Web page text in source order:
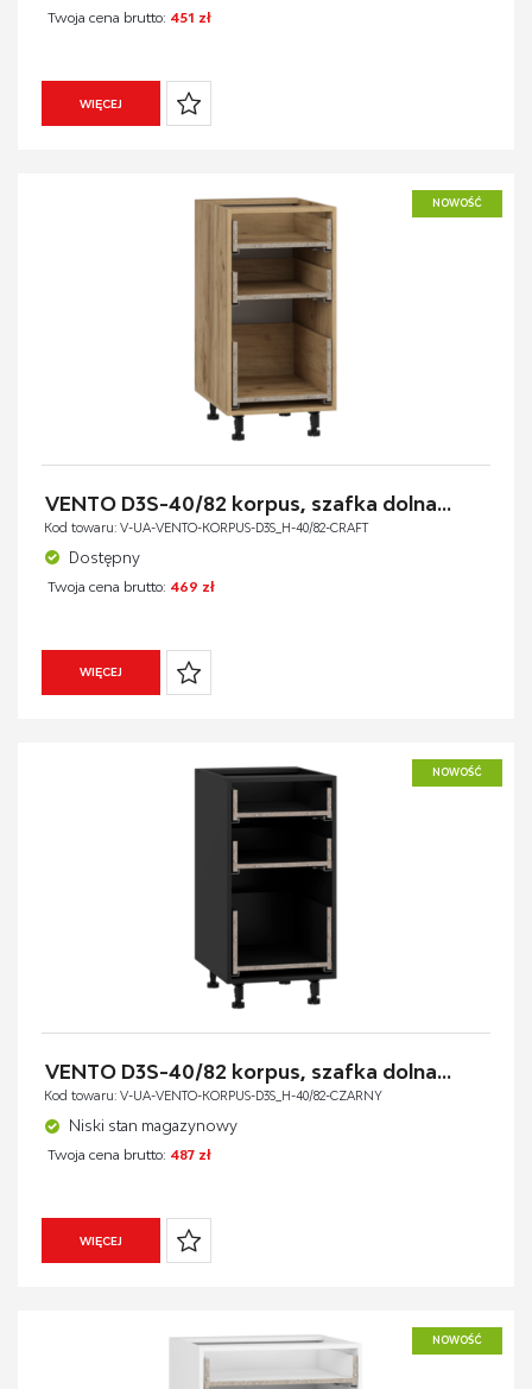
Twoja cena brutto: 451 zł
WIĘCEJ
NOWOŚĆ
VENTO D3S-40/82 korpus, szafka dolna...
Kod towaru: V-UA-VENTO-KORPUS-D3S_H-40/82-CRAFT
Dostępny
Twoja cena brutto: 469 zł
WIĘCEJ
NOWOŚĆ
VENTO D3S-40/82 korpus, szafka dolna...
Kod towaru: V-UA-VENTO-KORPUS-D3S_H-40/82-CZARNY
Niski stan magazynowy
Twoja cena brutto: 487 zł
WIĘCEJ
NOWOŚĆ